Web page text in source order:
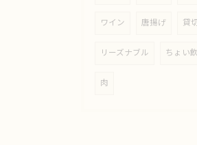
ワイン 唐揚げ 貸
リーズナブル ちょい
肉